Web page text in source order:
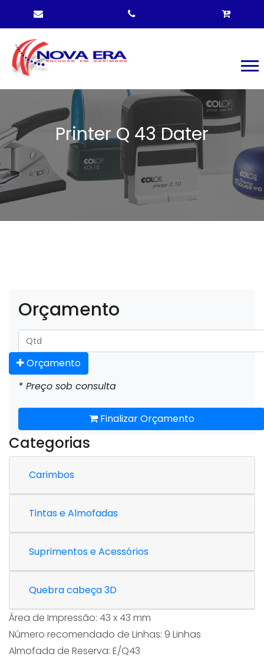
Printer Q 43 Dater
Orçamento
Orçamento
* Preço sob consulta
Finalizar Orçamento
Categorias
Carimbos
Tintas e Almofadas
Suprimentos e Acessórios
Quebra cabeça 3D
Área de Impressão: 43 x 43 mm
Número recomendado de Linhas: 9 Linhas
Almofada de Reserva: E/Q43